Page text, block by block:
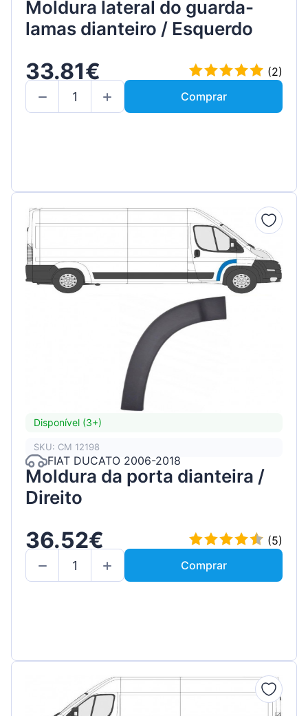
Moldura lateral do guarda-
lamas dianteiro / Esquerdo
33.81€
(2)
Comprar
Disponível (3+)
SKU: CM 12198
FIAT DUCATO 2006-2018
Moldura da porta dianteira /
Direito
36.52€
(5)
Comprar